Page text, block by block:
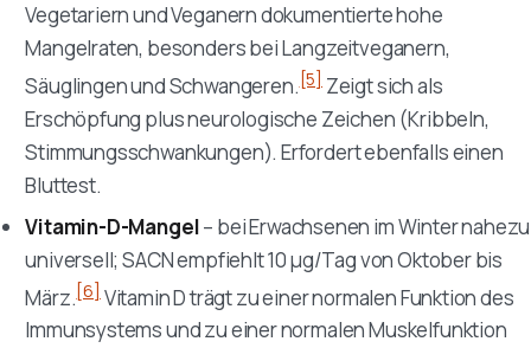
Vegetariern und Veganern dokumentierte hohe
Mangelraten, besonders bei Langzeitveganern,
Säuglingen und Schwangeren. [5] Zeigt sich als
Erschöpfung plus neurologische Zeichen (Kribbeln,
Stimmungsschwankungen). Erfordert ebenfalls einen
Bluttest.
Vitamin-D-Mangel– bei Erwachsenen im Winter nahezu
universell; SACN empfiehlt 10 µg/Tag von Oktober bis
März.[6]Vitamin D trägt zu einer normalen Funktion des
Immunsystems und zu einer normalen Muskelfunktion